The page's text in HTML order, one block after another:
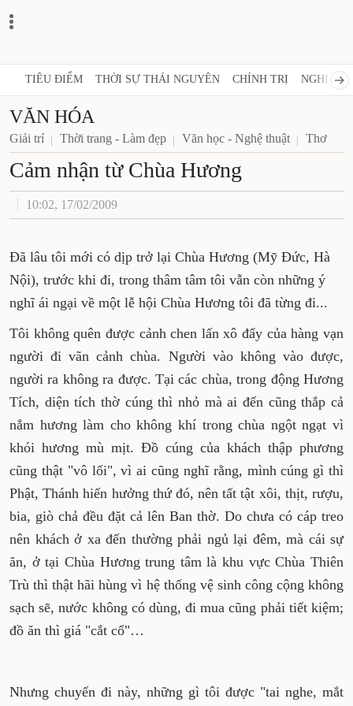
TIÊU ĐIỂM THỜI SỰ THÁI NGUYÊN CHÍNH TRỊ NGHỊ
VĂN HÓA
Giải trí Thời trang - Làm đẹp Văn học - Nghệ thuật Thơ
Cảm nhận từ Chùa Hương
10:02, 17/02/2009
Đã lâu tôi mới có dịp trở lại Chùa Hương (Mỹ Đức, Hà
Nội), trước khi đi, trong thâm tâm tôi vẫn còn những ý
nghĩ ái ngại về một lễ hội Chùa Hương tôi đã từng đi...
Tôi không quên được cảnh chen lấn xô đẩy của hàng vạn
người đi vãn cảnh chùa. Người vào không vào được,
người ra không ra được. Tại các chùa, trong động Hương
Tích, diện tích thờ cúng thì nhỏ mà ai đến cũng thắp cả
nắm hương làm cho không khí trong chùa ngột ngạt vì
khói hương mù mịt. Đồ cúng của khách thập phương
cũng thật "vô lối", vì ai cũng nghĩ rằng, mình cúng gì thì
Phật, Thánh hiến hưởng thứ đó, nên tất tật xôi, thịt, rượu,
bia, giò chả đều đặt cả lên Ban thờ. Do chưa có cáp treo
nên khách ở xa đến thường phải ngủ lại đêm, mà cái sự
ăn, ở tại Chùa Hương trung tâm là khu vực Chùa Thiên
Trù thì thật hãi hùng vì hệ thống vệ sinh công cộng không
sạch sẽ, nước không có dùng, đi mua cũng phải tiết kiệm;
đồ ăn thì giá "cắt cổ"…
Nhưng chuyến đi này, những gì tôi được "tai nghe, mắt